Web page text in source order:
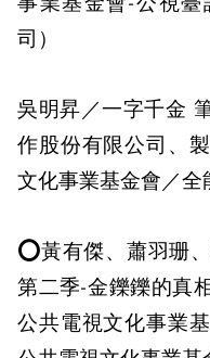
司）
吳明昇／一字千金
作股份有限公司、
文化事業基金會／全
⭕黃有傑、蕭羽珊
第二季-金鑠鑠的真
公共電視文化事業